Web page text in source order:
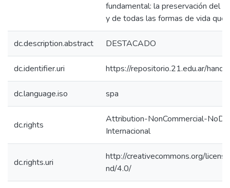
fundamental: la preservación del
y de todas las formas de vida que
dc.description.abstract DESTACADO
dc.identifier.uri https://repositorio.21.edu.ar/
dc.language.iso spa
dc.rights
Attribution-NonCommercial-
Internacional
dc.rights.uri
http://creativecommons.org/
nd/4.0/